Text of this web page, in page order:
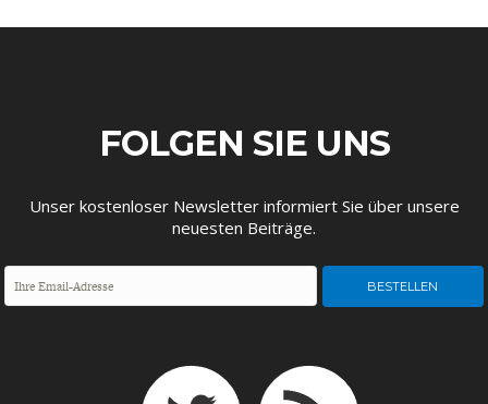
FOLGEN SIE UNS
Unser kostenloser Newsletter informiert Sie über unsere
neuesten Beiträge.